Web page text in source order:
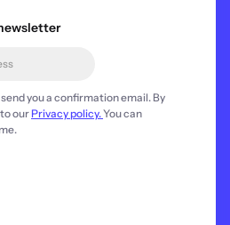
send you a confirmation email. By
our Privacy policy.You can